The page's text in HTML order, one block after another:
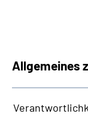
Suche
Allgemeines